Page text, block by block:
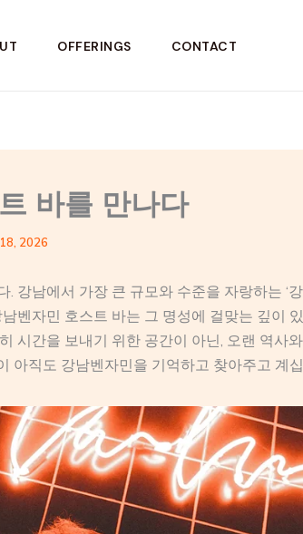
OFFERINGS CONTACT
바를 만나다
2026
강남에서 가장 큰 규모와 수준을 자랑하는 ‘
벤자민 호스트 바는 그 명성에 걸맞는 깊이
시간을 보내기 위한 공간이 아닌, 오랜 역사
아직도 강남벤자민을 기억하고 찾아주고 계